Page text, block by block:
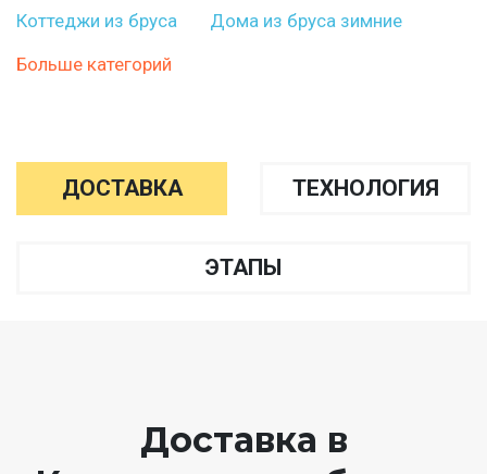
Коттеджи из бруса
Дома из бруса зимние
Больше категорий
ДОСТАВКА ТЕХНОЛОГИЯ
ЭТАПЫ
Доставка в